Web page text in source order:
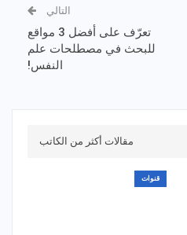
التالي
تعرّف على أفضل 3 مواقع
للبحث في مصطلحات علم
النفس!
مقالات أكثر من الكاتب
قنوات